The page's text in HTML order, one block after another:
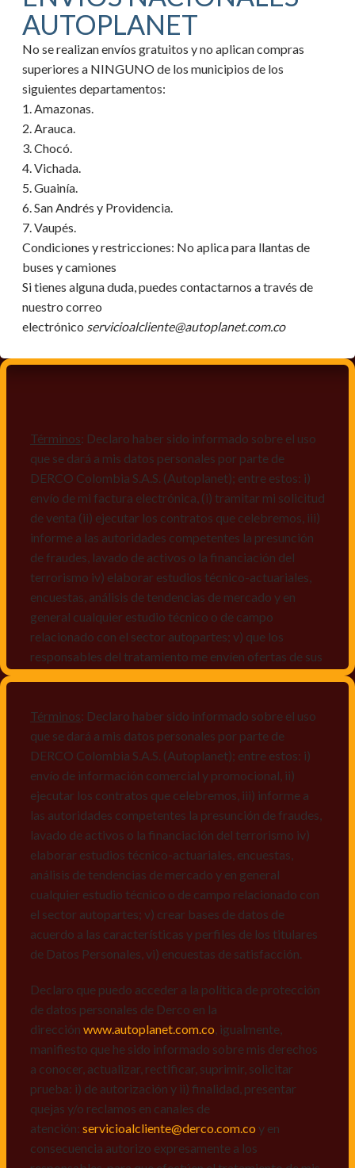
AUTOPLANET
No se realizan envíos gratuitos y no aplican compras
superiores a NINGUNO de los municipios de los
siguientes departamentos:
1. Amazonas.
2. Arauca.
3. Chocó.
4. Vichada.
5. Guainía.
6. San Andrés y Providencia.
7. Vaupés.
Condiciones y restricciones: No aplica para llantas de
buses y camiones
Si tienes alguna duda, puedes contactarnos a través de
nuestro correo
electrónico servicioalcliente@autoplanet.com.co
Términos: Declaro haber sido informado sobre el uso
que se dará a mis datos personales por parte de
DERCO Colombia S.A.S. (Autoplanet); entre estos: i)
envío de mi factura electrónica, (i) tramitar mi solicitud
de venta (ii) ejecutar los contratos que celebremos, iii)
informe a las autoridades competentes la presunción
de fraudes, lavado de activos o la financiación del
terrorismo iv) elaborar estudios técnico-actuariales,
encuestas, análisis de tendencias de mercado y en
general cualquier estudio técnico o de campo
relacionado con el sector autopartes; v) que los
responsables del tratamiento me envíen ofertas de sus
mismos, vi) crear bases de datos de acuerdo a las
características y perfiles de los titulares de Datos
Personales, v) encuestas de satisfacción, vi) reportes
recall.
Declaro que puedo acceder a la política de protección
de datos personales de Derco en la
direcciónwww.autoplanet.com.co, igualmente,
manifiesto que he sido informado sobre mis derechos
a conocer, actualizar, rectificar, suprimir, solicitar
prueba: i) de autorización y ii) finalidad, presentar
quejas y/o reclamos en canales de
atención: servicioalcliente@derco.com.coy en
responsables, para que efectúen el tratamiento de mis
datos conforme lo expuesto.
Términos: Declaro haber sido informado sobre el uso
que se dará a mis datos personales por parte de
DERCO Colombia S.A.S. (Autoplanet); entre estos: i)
envío de información comercial y promocional, ii)
ejecutar los contratos que celebremos, iii) informe a
las autoridades competentes la presunción de fraudes,
lavado de activos o la financiación del terrorismo iv)
elaborar estudios técnico-actuariales, encuestas,
análisis de tendencias de mercado y en general
cualquier estudio técnico o de campo relacionado con
el sector autopartes; v) crear bases de datos de
acuerdo a las características y perfiles de los titulares
de Datos Personales, vi) encuestas de satisfacción.
Declaro que puedo acceder a la política de protección
de datos personales de Derco en la
dirección www.autoplanet.com.co , igualmente,
manifiesto que he sido informado sobre mis derechos
a conocer, actualizar, rectificar, suprimir, solicitar
prueba: i) de autorización y ii) finalidad, presentar
quejas y/o reclamos en canales de
atención: servicioalcliente@derco.com.co y en
consecuencia autorizo expresamente a los